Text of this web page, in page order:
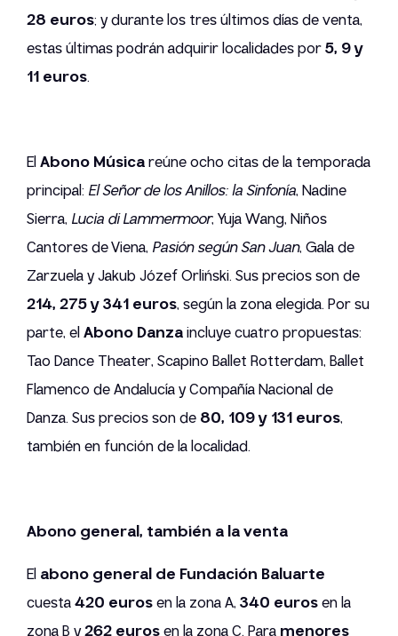
28 euros; y durante los tres últimos días de venta,
estas últimas podrán adquirir localidades por5, 9 y
11 euros.
ElAbono Músicareúne ocho citas de la temporada
principal: El Señor de los Anillos: la Sinfonía, Nadine
Sierra, Lucia di Lammermoor, Yuja Wang, Niños
Cantores de Viena, Pasión según San Juan, Gala de
Zarzuela y Jakub Józef Orliński. Sus precios son de
214, 275 y 341 euros, según la zona elegida. Por su
parte, elAbono Danzaincluye cuatro propuestas:
Tao Dance Theater, Scapino Ballet Rotterdam, Ballet
Flamenco de Andalucía y Compañía Nacional de
Danza. Sus precios son de 80, 109 y 131 euros,
también en función de la localidad.
Abono general, también a la venta
El abono general de Fundación Baluarte
cuesta420 eurosen la zona A, 340 eurosen la
zona B y262 eurosen la zona C. Para menores